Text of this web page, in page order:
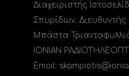
Διαχειριστής
Σπυρίδων. Διευθυντής
Μπάστα
ΙΟΝΙΑΝ
Email: